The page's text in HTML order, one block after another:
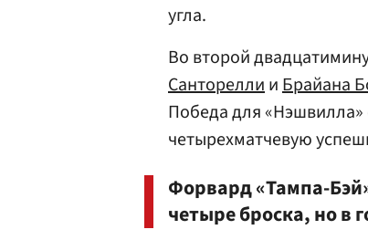
угла.
Во второй
СантореллииБрайана
Победа для «Нэшвилла»
четырехматчевую
Форвард «Тампа-
четыре броска, но в